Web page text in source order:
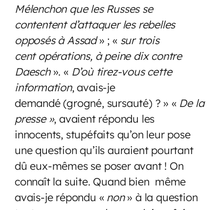
Mélenchon que les Russes se
contentent d’attaquer les rebelles
opposés à Assad» ; «sur trois
cent opérations, à peine dix contre
Daesch». « D’où tirez-vous cette
information, avais-je
demandé (grogné, sursauté) ? » «De la
presse », avaient répondu les
innocents, stupéfaits qu’on leur pose
une question qu’ils auraient pourtant
dû eux-mêmes se poser avant ! On
connaît la suite. Quand bien même
avais-je répondu « non» à la question